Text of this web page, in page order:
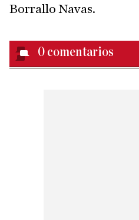
Borrallo Navas.
0 comentarios